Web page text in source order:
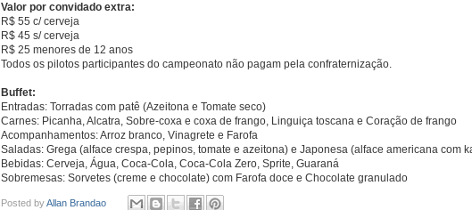
Valor por convidado extra:
R$ 55 c/ cerveja
R$ 45 s/ cerveja
R$ 25 menores de 12 anos
Todos os pilotos participantes do campeonato não pagam pela confraternização.
Buffet:
Entradas: Torradas com patê (Azeitona e Tomate seco)
Carnes: Picanha, Alcatra, Sobre-coxa e coxa de frango, Linguiça toscana e Coração de frango
Acompanhamentos: Arroz branco, Vinagrete e Farofa
Saladas: Grega (alface crespa, pepinos, tomate e azeitona) e Japonesa (alface americana com
Bebidas: Cerveja, Água, Coca-Cola, Coca-Cola Zero, Sprite, Guaraná
Sobremesas: Sorvetes (creme e chocolate) com Farofa doce e Chocolate granulado
Posted byAllan Brandao